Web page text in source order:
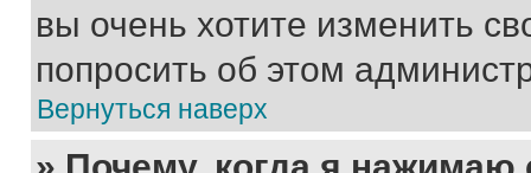
вы очень хотите изменить
попросить об этом
Вернуться наверх